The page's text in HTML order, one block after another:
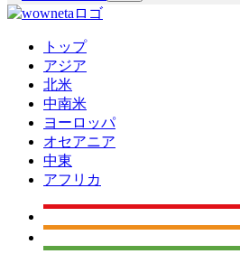
トップ
アジア
北米
中南米
ヨーロッパ
オセアニア
中東
アフリカ